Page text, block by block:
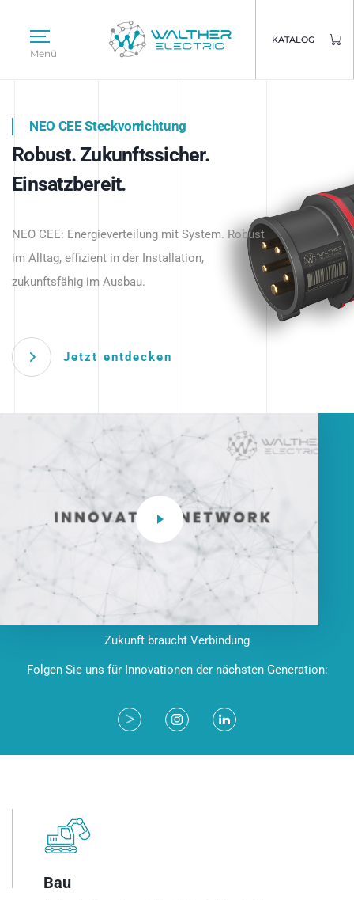
Menü
KATALOG
Intelligente Stromverteilung
beginnt hier.
NEO CEE Steckvorrichtung
Robust. Zukunftssicher.
Einsatzbereit.
NEO CEE: Energieverteilung mit System. Robust
im Alltag, effizient in der Installation,
zukunftsfähig im Ausbau.
Jetzt entdecken
Intelligenz trifft Energie.
Anwendungen – robust, IP-geschützt und
zukunftsfähig.
Zukunft braucht Verbindung
Folgen Sie uns für Innovationen der nächsten Generation:
Bau